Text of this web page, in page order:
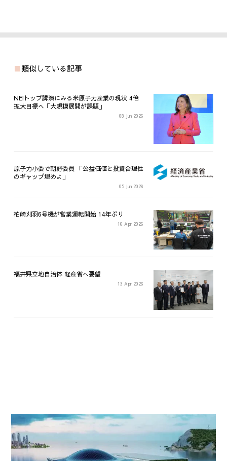
類似している記事
NEIトップ講演にみる米原子力産業の現状 4倍
拡大目標へ「大規模展開が課題」
08 Jun 2026
原子力小委で朝野委員 「公益価値と投資合理性
のギャップ埋めよ」
05 Jun 2026
柏崎刈羽6号機が営業運転開始 14年ぶり
16 Apr 2026
福井県立地自治体 経産省へ要望
13 Apr 2026